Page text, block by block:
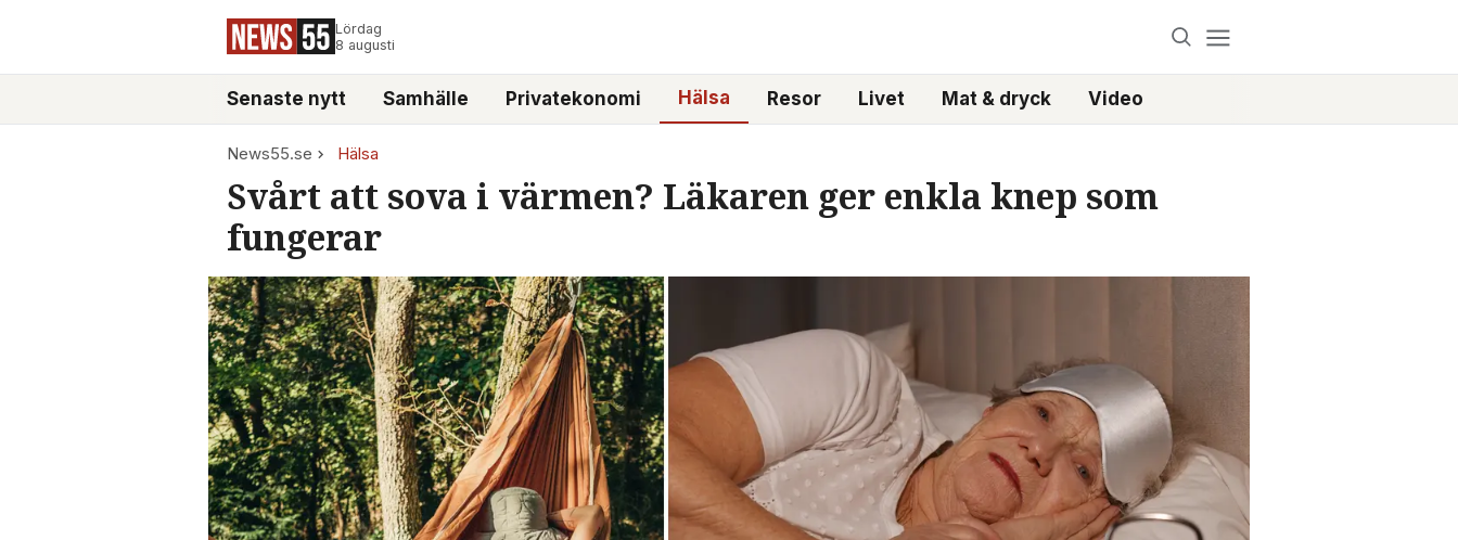
Lördag
8 augusti
Senaste nytt Samhälle Privatekonomi Hälsa Resor Livet Mat & dryck Video
News55.se Hälsa
Svårt att sova i värmen? Läkaren ger enkla knep som
fungerar